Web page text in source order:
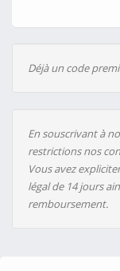
Déjà un code
En souscrivant à
restrictions nos
Vous avez
légal de 14 jours
remboursement.